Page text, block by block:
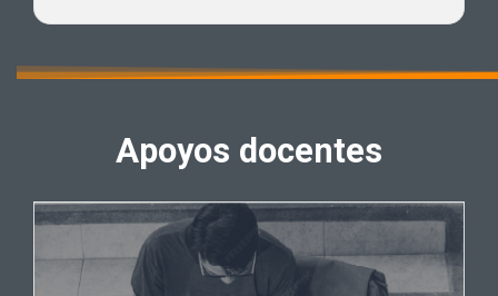
Apoyos docentes